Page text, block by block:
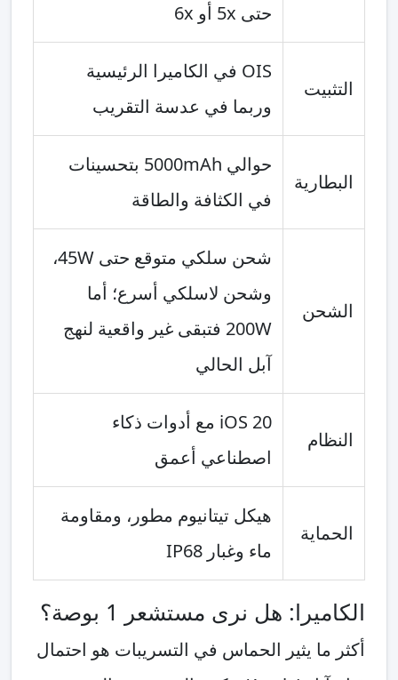
حتى 5x أو 6x
التثبيت
OIS في الكاميرا الرئيسية
وربما في عدسة التقريب
البطارية
حوالي 5000mAh بتحسينات
في الكثافة والطاقة
الشحن
شحن سلكي متوقع حتى 45W،
وشحن لاسلكي أسرع؛ أما
200W فتبقى غير واقعية لنهج
آبل الحالي
النظام
iOS 20 مع أدوات ذكاء
اصطناعي أعمق
الحماية
هيكل تيتانيوم مطور، ومقاومة
ماء وغبار IP68
الكاميرا: هل نرى مستشعر 1 بوصة؟
أكثر ما يثير الحماس في التسريبات هو احتمال